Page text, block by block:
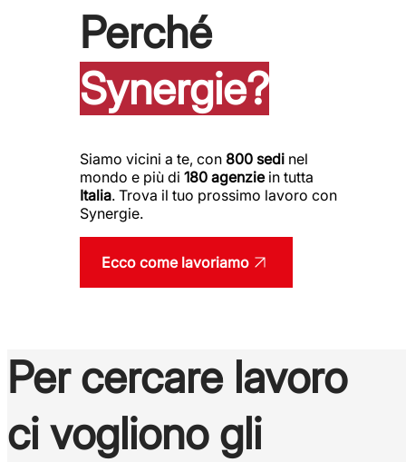
Perché
Synergie?
Siamo vicini a te, con 800 sedi nel
mondo e più di 180 agenziein tutta
Italia. Trova il tuo prossimo lavoro con
Synergie.
Ecco come lavoriamo
Per cercare lavoro
ci vogliono gli